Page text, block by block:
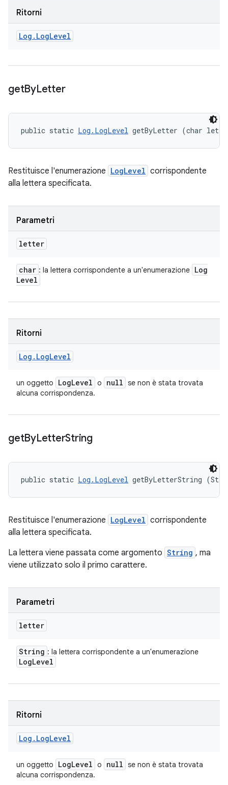
Ritorni
Log . LogLevel
getByLetter
public static Log.LogLevel getByLetter (char
Restituisce l'enumerazione LogLevel corrispondente
alla lettera specificata.
Parametri
letter
char : la lettera corrispondente a un'enumerazione Log
Level
Ritorni
Log . LogLevel
un oggetto LogLevel o null se non è stata trovata
alcuna corrispondenza.
getByLetterString
public static Log.LogLevel getByLetterString
Restituisce l'enumerazione LogLevel corrispondente
alla lettera specificata.
La lettera viene passata come argomento String , ma
viene utilizzato solo il primo carattere.
Parametri
letter
String : la lettera corrispondente a un'enumerazione
LogLevel
Ritorni
Log . LogLevel
un oggetto LogLevel o null se non è stata trovata
alcuna corrispondenza.